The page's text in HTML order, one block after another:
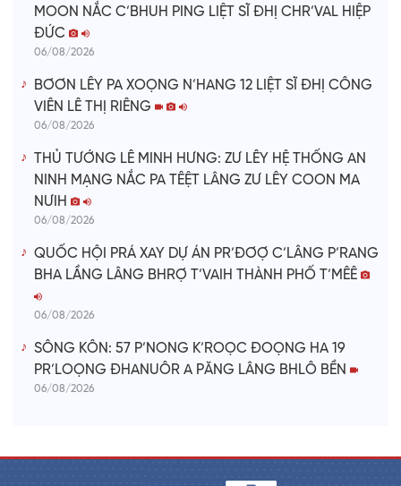
MOON NẮC C’BHUH PING LIỆT SĨ ĐHỊ CHR’VAL HIỆP
ĐỨC
06/08/2026
BƠƠN LÊY PA XOỌNG N’HANG 12 LIỆT SĨ ĐHỊ CÔNG
VIÊN LÊ THỊ RIÊNG
06/08/2026
THỦ TƯỚNG LÊ MINH HƯNG: ZƯ LÊY HỆ THỐNG AN
NINH MẠNG NẮC PA TÊỆT LÂNG ZƯ LÊY COON MA
NƯIH
06/08/2026
QUỐC HỘI PRÁ XAY DỰ ÁN PR’ĐƠỢ C’LÂNG P’RANG
BHA LẦNG LÂNG BHRỢ T’VAIH THÀNH PHỐ T’MÊÊ
06/08/2026
SÔNG KÔN: 57 P’NONG K’ROỌC ĐOỌNG HA 19
PR’LOỌNG ĐHANUÔR A PĂNG LÂNG BHLÔ BỀN
06/08/2026